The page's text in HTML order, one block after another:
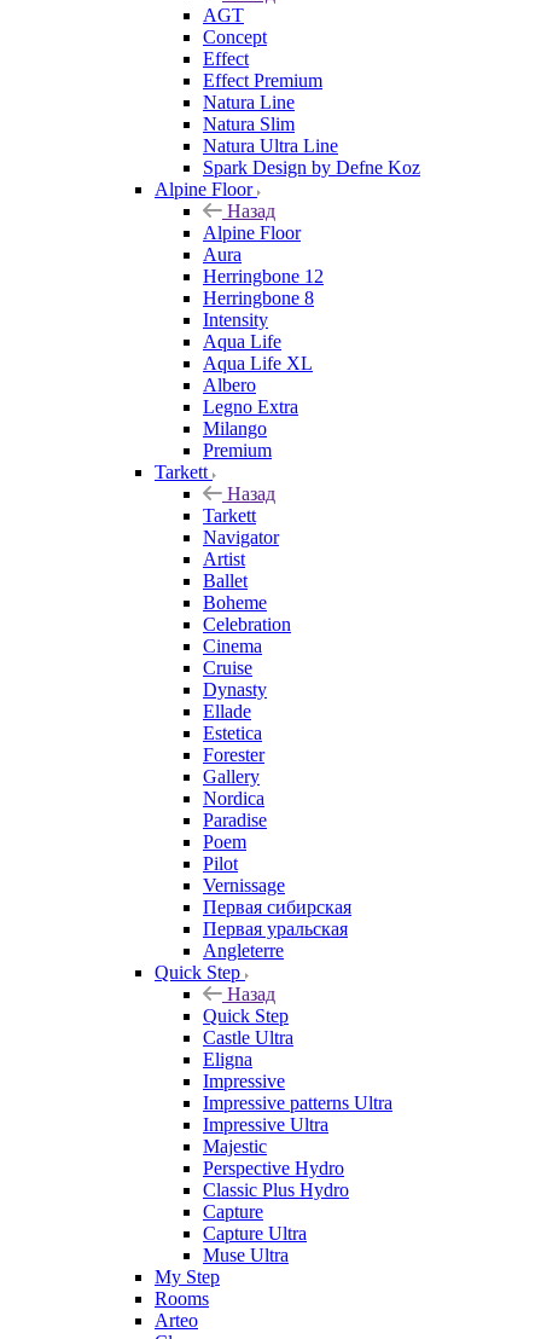
AGT
Concept
Effect
Effect Premium
Natura Line
Natura Slim
Natura Ultra Line
Spark Design by Defne Koz
Alpine Floor
Назад
Alpine Floor
Aura
Herringbone 12
Herringbone 8
Intensity
Aqua Life
Aqua Life XL
Albero
Legno Extra
Milango
Premium
Tarkett
Назад
Tarkett
Navigator
Artist
Ballet
Boheme
Celebration
Cinema
Cruise
Dynasty
Ellade
Estetica
Forester
Gallery
Nordica
Paradise
Poem
Pilot
Vernissage
Первая сибирская
Первая уральская
Angleterre
Quick Step
Назад
Quick Step
Castle Ultra
Eligna
Impressive
Impressive patterns Ultra
Impressive Ultra
Majestic
Perspective Hydro
Classic Plus Hydro
Capture
Capture Ultra
Muse Ultra
My Step
Rooms
Arteo